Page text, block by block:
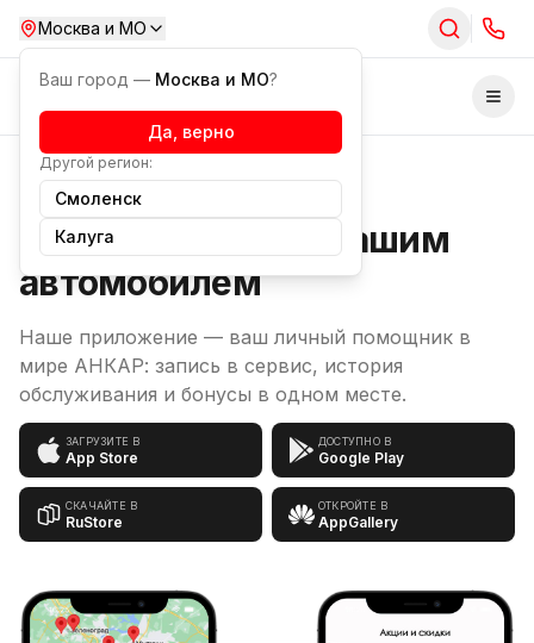
Москва и МО
Ваш город — Москва и МО?
Да, верно
Другой регион:
Смоленск
Калуга
Приложение
Всегда на связи с вашим
автомобилем
Наше приложение — ваш личный помощник в
мире АНКАР: запись в сервис, история
обслуживания и бонусы в одном месте.
ЗАГРУЗИТЕ В
App Store
ДОСТУПНО В
Google Play
СКАЧАЙТЕ В
RuStore
ОТКРОЙТЕ В
AppGallery